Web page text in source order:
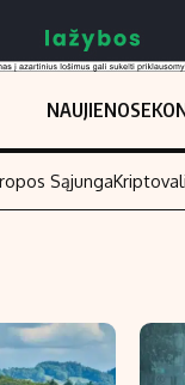
NAUJIENOS
Sąjunga